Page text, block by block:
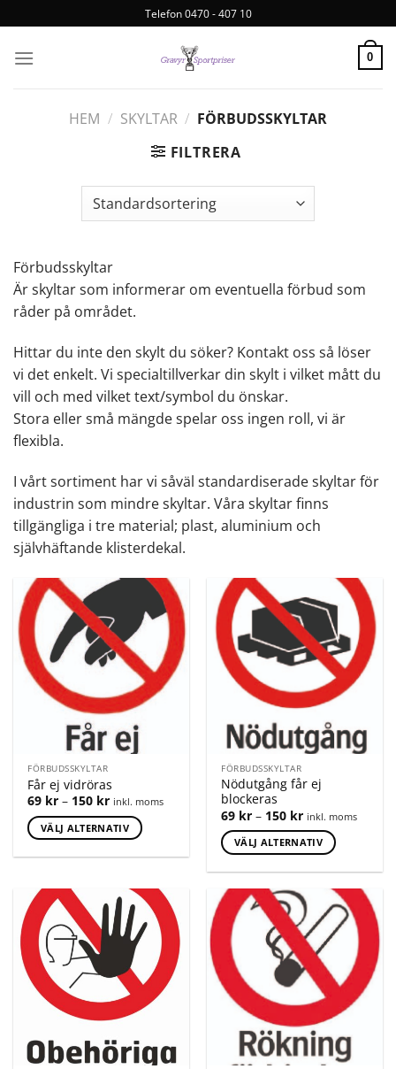
Telefon 0470 - 407 10
0
HEM / SKYLTAR / FÖRBUDSSKYLTAR
FILTRERA
Förbudsskyltar
Är skyltar som informerar om eventuella förbud som
råder på området.
Hittar du inte den skylt du söker? Kontakt oss så löser
vi det enkelt. Vi specialtillverkar din skylt i vilket mått du
vill och med vilket text/symbol du önskar.
Stora eller små mängde spelar oss ingen roll, vi är
flexibla.
I vårt sortiment har vi såväl standardiserade skyltar för
industrin som mindre skyltar. Våra skyltar finns
tillgängliga i tre material; plast, aluminium och
självhäftande klisterdekal.
FÖRBUDSSKYLTAR
Får ej vidröras
69 kr – 150 kr inkl. moms
VÄLJ ALTERNATIV
FÖRBUDSSKYLTAR
Nödutgång får ej
blockeras
69 kr – 150 kr inkl. moms
VÄLJ ALTERNATIV